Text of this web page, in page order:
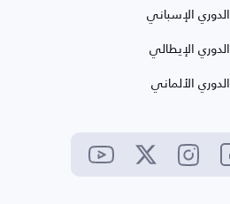
الدوري الإسباني
الدوري الإيطالي
الدوري الألماني